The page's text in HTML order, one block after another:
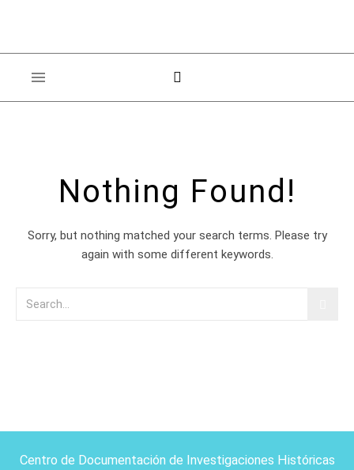
Nothing Found!
Sorry, but nothing matched your search terms. Please try
again with some different keywords.
Centro de Documentación de Investigaciones Históricas